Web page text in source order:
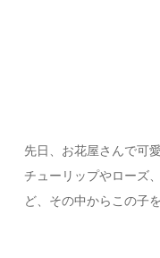
先日、お花屋さんで可
チューリップやローズ
ど、その中からこの子